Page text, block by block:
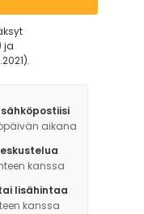
ja
aikana
kanssa
lisähintaa
kanssa